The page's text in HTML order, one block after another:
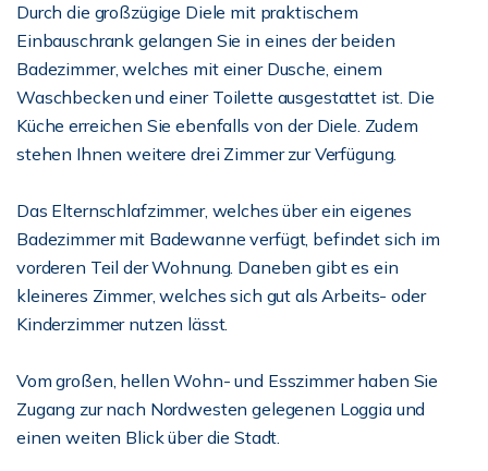
Durch die großzügige Diele mit praktischem
Einbauschrank gelangen Sie in eines der beiden
Badezimmer, welches mit einer Dusche, einem
Waschbecken und einer Toilette ausgestattet ist. Die
Küche erreichen Sie ebenfalls von der Diele. Zudem
stehen Ihnen weitere drei Zimmer zur Verfügung.
Das Elternschlafzimmer, welches über ein eigenes
Badezimmer mit Badewanne verfügt, befindet sich im
vorderen Teil der Wohnung. Daneben gibt es ein
kleineres Zimmer, welches sich gut als Arbeits- oder
Kinderzimmer nutzen lässt.
Vom großen, hellen Wohn- und Esszimmer haben Sie
Zugang zur nach Nordwesten gelegenen Loggia und
einen weiten Blick über die Stadt.